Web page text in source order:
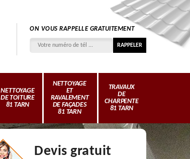
ON VOUS RAPPELLE GRATUITEMENT
NETTOYAGE
DE TOITURE
81 TARN
NETTOYAGE
ET
RAVALEMENT
DE FAÇADES
81 TARN
TRAVAUX
DE
CHARPENTE
81 TARN
Devis gratuit